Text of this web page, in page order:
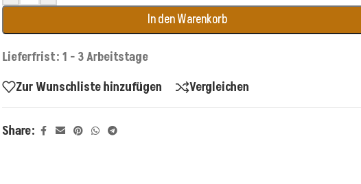
In den Warenkorb
Lieferfrist: 1 - 3 Arbeitstage
Zur Wunschliste hinzufügen
Vergleichen
Share: